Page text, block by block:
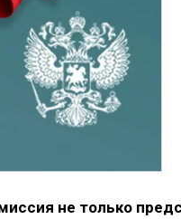
не только